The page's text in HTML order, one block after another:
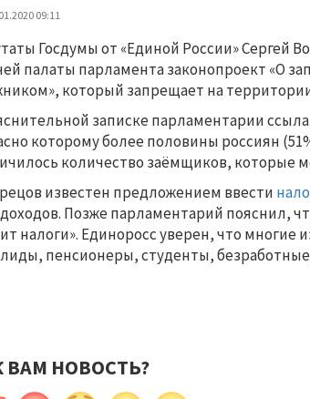
09:11
Госдумы от «Единой России» Сергей
палаты парламента законопроект «О
который запрещает на
записке парламентарии
которому более половины россиян
количество заёмщиков, которые
известен предложением ввести
доходов. Позже парламентарий пояснил,
налоги». Единоросс уверен, что многие
пенсионеры, студенты,
ВАМ НОВОСТЬ?